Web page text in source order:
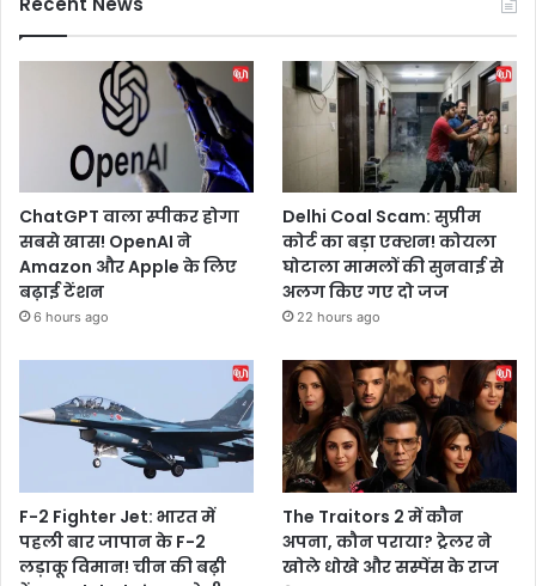
ChatGPT वाला स्पीकर होगा
सबसे खास! OpenAI ने
Amazon और Apple के लिए
बढ़ाई टेंशन
6 hours ago
Delhi Coal Scam: सुप्रीम
कोर्ट का बड़ा एक्शन! कोयला
घोटाला मामलों की सुनवाई से
अलग किए गए दो जज
22 hours ago
F-2 Fighter Jet: भारत में
पहली बार जापान के F-2
लड़ाकू विमान! चीन की बढ़ी
The Traitors 2 में कौन
अपना, कौन पराया? ट्रेलर ने
खोले धोखे और सस्पेंस के राज